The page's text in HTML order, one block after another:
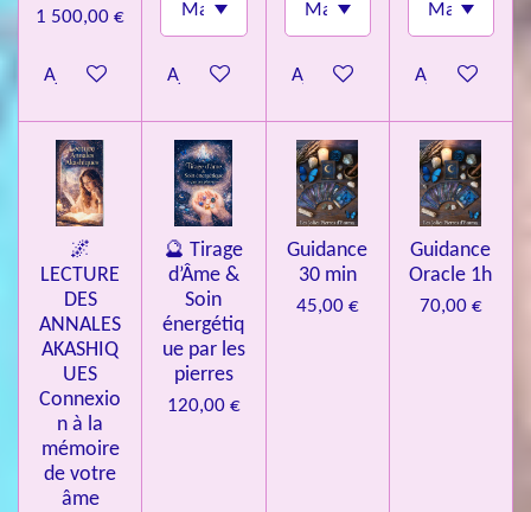
1 500,00 €
Ajouter au panierAjouter au panierAjouter au panierAjouter au
🌌
LECTURE
DES
ANNALES
AKASHIQ
UES
Connexio
n à la
mémoire
de votre
âme
🔮 Tirage
d’Âme &
Soin
énergétiq
ue par les
pierres
120,00 €
Guidance
30 min
45,00 €
Guidance
Oracle 1h
70,00 €